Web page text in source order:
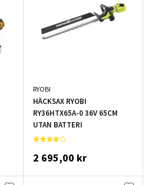
RYOBI
HÄCKSAX RYOBI
RY36HTX65A-0 36V 65CM
UTAN BATTERI
2 695,00 kr